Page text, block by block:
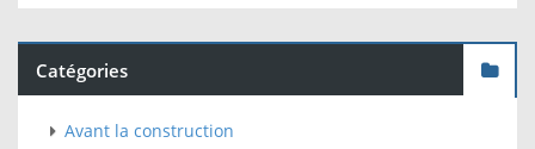
Catégories
Avant la construction